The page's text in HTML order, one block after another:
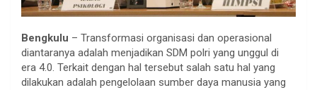
Bengkulu – Transformasi organisasi dan operasional
diantaranya adalah menjadikan SDM polri yang unggul di
era 4.0. Terkait dengan hal tersebut salah satu hal yang
dilakukan adalah pengelolaan sumber daya manusia yang